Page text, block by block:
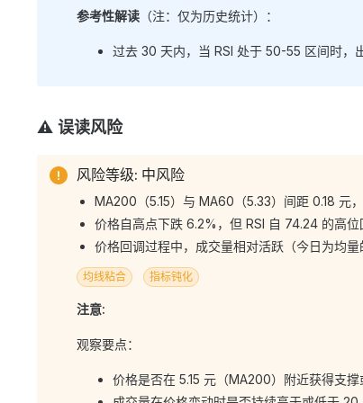
参考性解读 （注：仅为历史统计）：
过去 30 天内，当 RSI 处于 50-55 区间时，
⚠️ 误读风险
风险等级: 中风险
MA200（5.15）与 MA60（5.33）间距 0.18 元
价格自高点下跌 6.2%，但 RSI 自 74.24 的高
价格回调过程中，成交量相对活跃（今日为均量
均线粘合 指标钝化
注意:
观察要点：
价格是否在 5.15 元（MA200）附近获得支撑